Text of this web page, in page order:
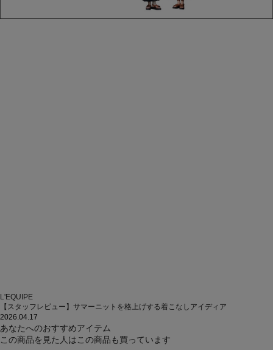
L'EQUIPE
【スタッフレビュー】サマーニットを格上げする着こなしアイディア
2026.04.17
あなたへのおすすめアイテム
この商品を見た人はこの商品も買っています